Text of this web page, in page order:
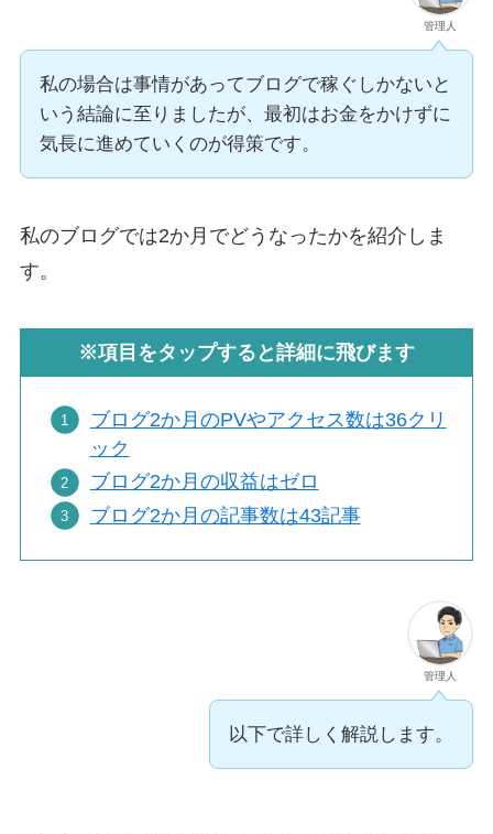
管理人
私の場合は事情があってブログで稼ぐしかないと
いう結論に至りましたが、最初はお金をかけずに
気長に進めていくのが得策です。
私のブログでは2か月でどうなったかを紹介しま
す。
※項目をタップすると詳細に飛びます
ブログ2か月のPVやアクセス数は36クリ
ック
ブログ2か月の収益はゼロ
ブログ2か月の記事数は43記事
管理人
以下で詳しく解説します。